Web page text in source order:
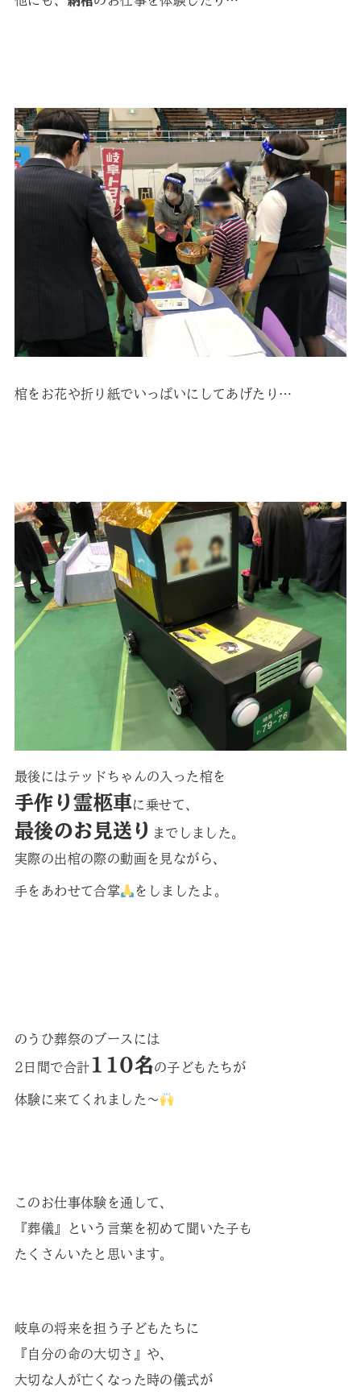
棺をお花や折り紙でいっぱいにしてあげたり…
最後にはテッドちゃんの入った棺を
手作り霊柩車に乗せて、
最後のお見送り までしました。
実際の出棺の際の動画を見ながら、
手をあわせて合掌 をしましたよ。
のうひ葬祭のブースには
2日間で合計110名の子どもたちが
体験に来てくれました～
このお仕事体験を通して、
『葬儀』という言葉を初めて聞いた子も
たくさんいたと思います。
岐阜の将来を担う子どもたちに
『自分の命の大切さ』や、
大切な人が亡くなった時の儀式が